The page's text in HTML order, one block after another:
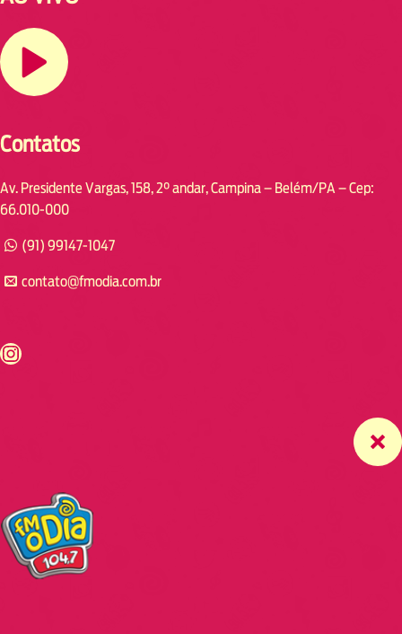
Contatos
Av. Presidente Vargas, 158, 2° andar, Campina – Belém/PA – Cep:
66.010-000
(91) 99147-1047
contato@fmodia.com.br
https://www.instagram.com/fmodia.cabofrio/